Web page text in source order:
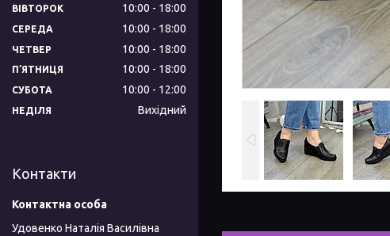
ВІВТОРОК 10:00 18:00
СЕРЕДА 10:00 18:00
ЧЕТВЕР 10:00 18:00
ПʼЯТНИЦЯ 10:00 18:00
СУБОТА 10:00 12:00
НЕДІЛЯ Вихідний
Контакти
Удовенко Наталія Василівна